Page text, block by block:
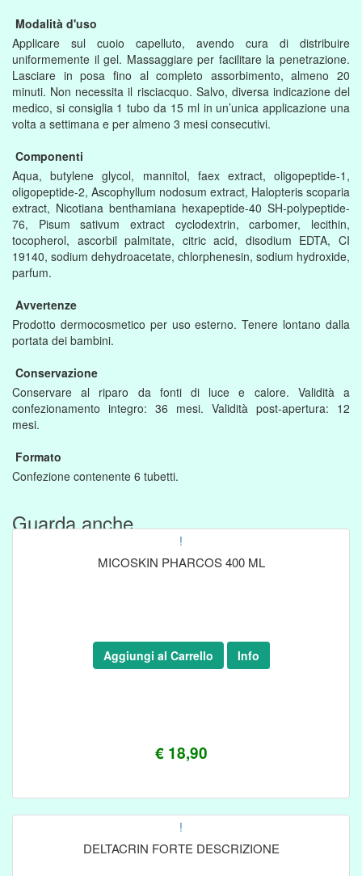
Modalità d'uso
Applicare sul cuoio capelluto, avendo cura di distribuire
uniformemente il gel. Massaggiare per facilitare la penetrazione.
Lasciare in posa fino al completo assorbimento, almeno 20
minuti. Non necessita il risciacquo. Salvo, diversa indicazione del
medico, si consiglia 1 tubo da 15 ml in un’unica applicazione una
volta a settimana e per almeno 3 mesi consecutivi.
Componenti
Aqua, butylene glycol, mannitol, faex extract, oligopeptide-1,
oligopeptide-2, Ascophyllum nodosum extract, Halopteris scoparia
extract, Nicotiana benthamiana hexapeptide-40 SH-polypeptide-
76, Pisum sativum extract cyclodextrin, carbomer, lecithin,
tocopherol, ascorbil palmitate, citric acid, disodium EDTA, CI
19140, sodium dehydroacetate, chlorphenesin, sodium hydroxide,
parfum.
Avvertenze
Prodotto dermocosmetico per uso esterno. Tenere lontano dalla
portata dei bambini.
Conservazione
Conservare al riparo da fonti di luce e calore. Validità a
confezionamento integro: 36 mesi. Validità post-apertura: 12
mesi.
Formato
Confezione contenente 6 tubetti.
Guarda anche....
!
MICOSKIN PHARCOS 400 ML
€ 18,90
Aggiungi al Carrello Info
!
DELTACRIN FORTE DESCRIZIONE